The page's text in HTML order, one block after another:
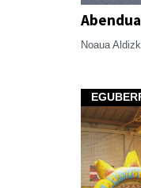
Noaua